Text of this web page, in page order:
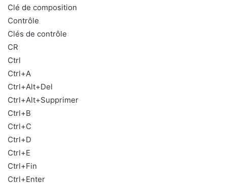
Clé de composition
Contrôle
Clés de contrôle
CR
Ctrl
Ctrl+A
Ctrl+Alt+Del
Ctrl+Alt+Supprimer
Ctrl+B
Ctrl+C
Ctrl+D
Ctrl+E
Ctrl+Fin
Ctrl+Enter